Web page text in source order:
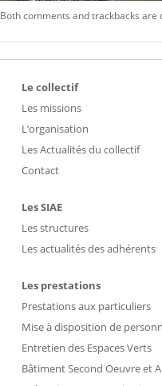
Both comments and trackbacks are
Le collectif
Les missions
L’organisation
Les Actualités du collectif
Contact
Les SIAE
Les structures
Les actualités des adhérents
Les prestations
Prestations aux particuliers
Mise à disposition de
Entretien des Espaces Verts
Bâtiment Second Oeuvre et